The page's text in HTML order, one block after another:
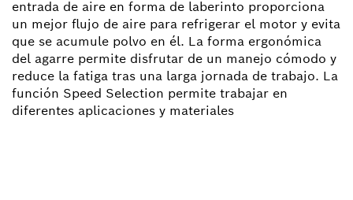
entrada de aire en forma de laberinto proporciona
un mejor flujo de aire para refrigerar el motor y evita
que se acumule polvo en él. La forma ergonómica
del agarre permite disfrutar de un manejo cómodo y
reduce la fatiga tras una larga jornada de trabajo. La
función Speed Selection permite trabajar en
diferentes aplicaciones y materiales